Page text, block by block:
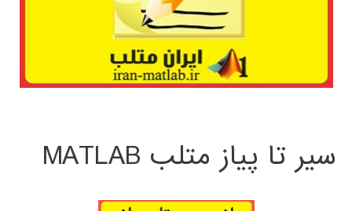
سیر تا پیاز متلب MATLAB